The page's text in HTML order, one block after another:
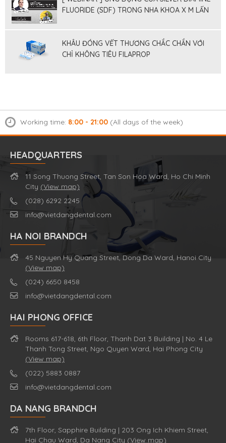
FLUORIDE (SDF) TRONG NHA KHOA X M LẤN
KHÂU ĐÓNG VẾT THƯƠNG CHẮC CHẮN VỚI
CHỈ KHÔNG TIÊU FILAPROP
Working time: 8:00 - 21:00 (All days of the week)
HEADQUARTERS
11 Song Thuong Street, Tan Son Hoa Ward, Ho Chi Minh
City (View map)
(028) 6292 2245
info@vietdangdental.com
HA NOI BRANDCH
45 Nguyen Hy Quang Street, Dong Da Ward, Hanoi City
(View map)
(024) 6650 8458
info@vietdangdental.com
HAI PHONG OFFICE
Rooms 617-618, 6th Floor, Thanh Dat 3 Building | No. 4 Le
Thanh Tong Street, Ngo Quyen Ward, Hai Phong City
(View map)
(022) 5883 0887
info@vietdangdental.com
DA NANG BRANDCH
7th Floor, Sapphire Building | 203 Ong Ich Khiem Street,
Hai Chau Ward, Da Nang City (View map)